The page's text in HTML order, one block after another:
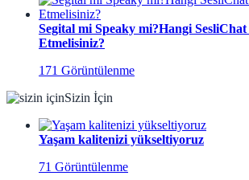
Segital mi Speaky mi?Hangi SesliChat
Etmelisiniz?
171 Görüntülenme
Sizin İçin
Yaşam kalitenizi yükseltiyoruz
71 Görüntülenme